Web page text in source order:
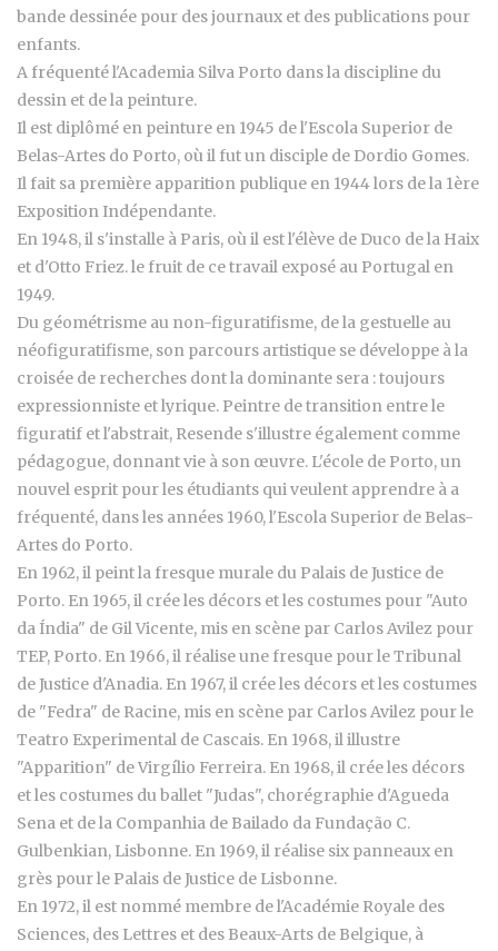
bande dessinée pour des journaux et des publications pour
enfants.
A fréquenté l'Academia Silva Porto dans la discipline du
dessin et de la peinture.
Il est diplômé en peinture en 1945 de l'Escola Superior de
Belas-Artes do Porto, où il fut un disciple de Dordio Gomes.
Il fait sa première apparition publique en 1944 lors de la 1ère
Exposition Indépendante.
En 1948, il s'installe à Paris, où il est l'élève de Duco de la Haix
et d'Otto Friez. le fruit de ce travail exposé au Portugal en
1949.
Du géométrisme au non-figuratifisme, de la gestuelle au
néofiguratifisme, son parcours artistique se développe à la
croisée de recherches dont la dominante sera : toujours
expressionniste et lyrique. Peintre de transition entre le
figuratif et l'abstrait, Resende s'illustre également comme
pédagogue, donnant vie à son œuvre. L'école de Porto, un
nouvel esprit pour les étudiants qui veulent apprendre à a
fréquenté, dans les années 1960, l'Escola Superior de Belas-
Artes do Porto.
En 1962, il peint la fresque murale du Palais de Justice de
Porto. En 1965, il crée les décors et les costumes pour "Auto
da Índia" de Gil Vicente, mis en scène par Carlos Avilez pour
TEP, Porto. En 1966, il réalise une fresque pour le Tribunal
de Justice d'Anadia. En 1967, il crée les décors et les costumes
de "Fedra" de Racine, mis en scène par Carlos Avilez pour le
Teatro Experimental de Cascais. En 1968, il illustre
"Apparition" de Virgílio Ferreira. En 1968, il crée les décors
et les costumes du ballet "Judas", chorégraphie d'Agueda
Sena et de la Companhia de Bailado da Fundação C.
Gulbenkian, Lisbonne. En 1969, il réalise six panneaux en
grès pour le Palais de Justice de Lisbonne.
En 1972, il est nommé membre de l'Académie Royale des
Sciences, des Lettres et des Beaux-Arts de Belgique, à